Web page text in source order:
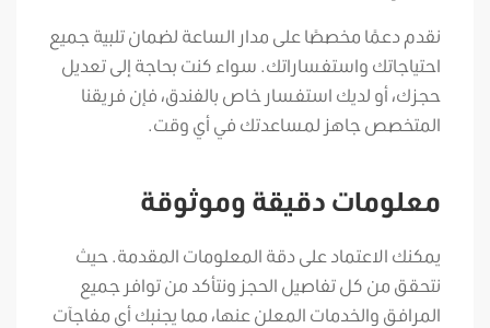
نقدم دعمًا مخصصًا على مدار الساعة لضمان تلبية جميع
احتياجاتك واستفساراتك. سواء كنت بحاجة إلى تعديل
حجزك، أو لديك استفسار خاص بالفندق، فإن فريقنا
المتخصص جاهز لمساعدتك في أي وقت.
معلومات دقيقة وموثوقة
يمكنك الاعتماد على دقة المعلومات المقدمة. حيث
نتحقق من كل تفاصيل الحجز ونتأكد من توافر جميع
المرافق والخدمات المعلن عنها، مما يجنبك أي مفاجآت